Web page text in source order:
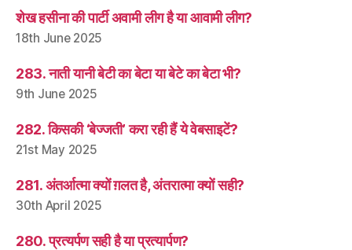
शेख हसीना की पार्टी अवामी लीग है या आवामी लीग?
18th June 2025
283. नाती यानी बेटी का बेटा या बेटे का बेटा भी?
9th June 2025
282. किसकी ‘बेज्जती’ करा रही हैं ये वेबसाइटें?
21st May 2025
281. अंतर्आत्मा क्यों ग़लत है, अंतरात्मा क्यों सही?
30th April 2025
280. प्रत्यर्पण सही है या प्रत्यार्पण?